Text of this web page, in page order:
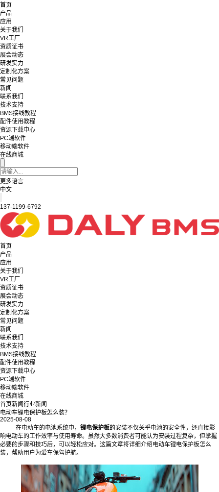
首页
产品
应用
关于我们
VR工厂
资质证书
展会动态
研发实力
定制化方案
常见问题
新闻
联系我们
技术支持
BMS接线教程
配件使用教程
资源下载中心
PC端软件
移动端软件
在线商城
更多语言
中文
137-1199-6792
首页
产品
应用
关于我们
VR工厂
资质证书
展会动态
研发实力
定制化方案
常见问题
新闻
联系我们
技术支持
BMS接线教程
配件使用教程
资源下载中心
PC端软件
移动端软件
在线商城
首页新闻行业新闻
电动车锂电保护板怎么装？
2025-08-08
在电动车的电池系统中， 锂电保护板的安装不仅关乎电池的安全性，还直接影
响电动车的工作效率与使用寿命。虽然大多数消费者可能认为安装过程复杂，但掌握
必要的步骤和技巧后，可以轻松应对。这篇文章将详细介绍电动车锂电保护板怎么
装，帮助用户为爱车保驾护航。